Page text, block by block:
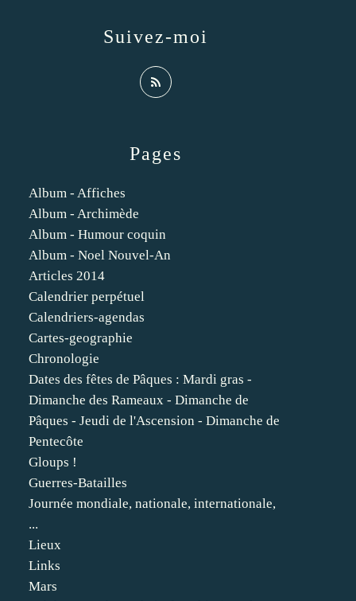
Pages
Album - Affiches
Album - Archimède
Album - Humour coquin
Album - Noel Nouvel-An
Articles 2014
Calendrier perpétuel
Calendriers-agendas
Cartes-geographie
Chronologie
Dates des fêtes de Pâques : Mardi gras -
Dimanche des Rameaux - Dimanche de
Pâques - Jeudi de l'Ascension - Dimanche de
Pentecôte
Gloups !
Guerres-Batailles
Journée mondiale, nationale, internationale,
...
Lieux
Links
Mars
Suivez-moi